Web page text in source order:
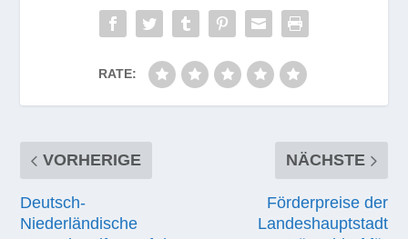
RATE:
VORHERIGE
Deutsch-
Niederländische
NÄCHSTE
Förderpreise der
Landeshauptstadt